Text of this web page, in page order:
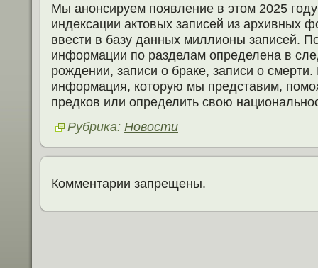
Мы анонсируем появление в этом 2025
индексации актовых записей из архивных
ввести в базу данных миллионы записей.
информации по разделам определена в
рождении, записи о браке, записи о
информация, которую мы представим,
предков или определить свою
Рубрика: Новости
Комментарии запрещены.